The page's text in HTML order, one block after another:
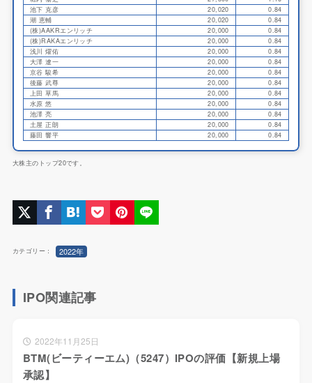
池下 克彦
20,020
0.84
潮 恵輔
20,020
0.84
(株)AAKRエンリッチ
20,000
0.84
(株)RAKAエンリッチ
20,000
0.84
浅川 燿佑
20,000
0.84
大澤 遼一
20,000
0.84
京谷 駿希
20,000
0.84
後藤 武尊
20,000
0.84
上田 草馬
20,000
0.84
水原 悠
20,000
0.84
池澤 亮
20,000
0.84
土屋 正朗
20,000
0.84
藤田 響平
20,000 0.84
大株主のトップ20です。
カテゴリー： 2022年
IPO関連記事
2022年11月25日
BTM(ビーティーエム)（5247）IPOの評価【新規上場
承認】